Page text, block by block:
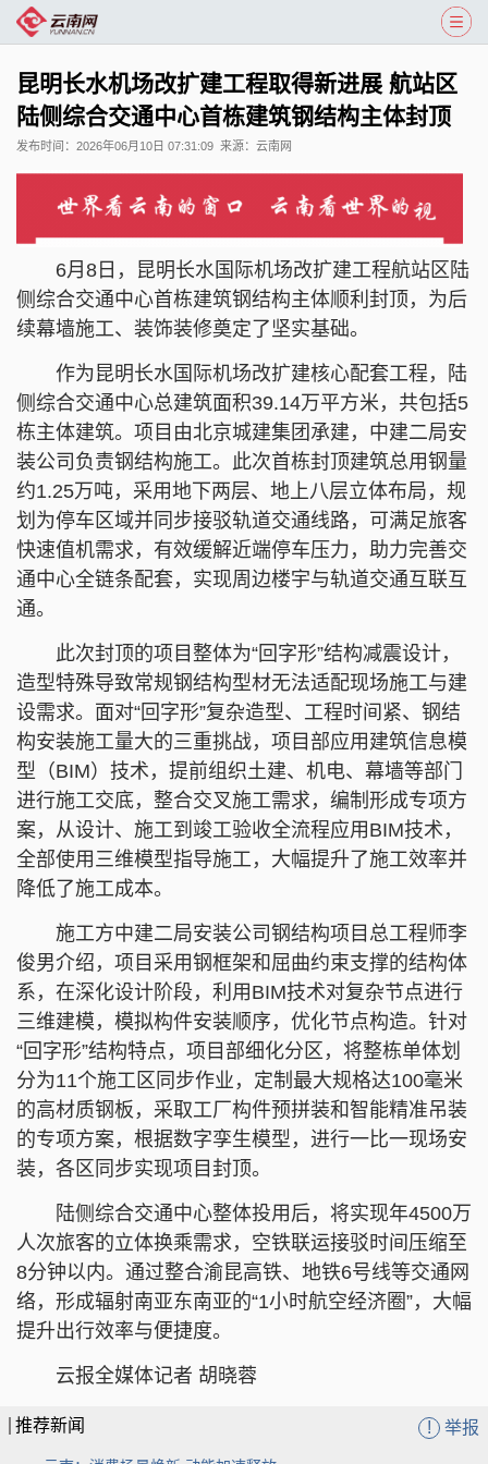
昆明长水机场改扩建工程取得新进展 航站区
陆侧综合交通中心首栋建筑钢结构主体封顶
发布时间： 2026年06月10日 07:31:09 来源： 云南网
6月8日，昆明长水国际机场改扩建工程航站区陆
侧综合交通中心首栋建筑钢结构主体顺利封顶，为后
续幕墙施工、装饰装修奠定了坚实基础。
作为昆明长水国际机场改扩建核心配套工程，陆
侧综合交通中心总建筑面积39.14万平方米，共包括5
栋主体建筑。项目由北京城建集团承建，中建二局安
装公司负责钢结构施工。此次首栋封顶建筑总用钢量
约1.25万吨，采用地下两层、地上八层立体布局，规
划为停车区域并同步接驳轨道交通线路，可满足旅客
快速值机需求，有效缓解近端停车压力，助力完善交
通中心全链条配套，实现周边楼宇与轨道交通互联互
通。
此次封顶的项目整体为“回字形”结构减震设计，
造型特殊导致常规钢结构型材无法适配现场施工与建
设需求。面对“回字形”复杂造型、工程时间紧、钢结
构安装施工量大的三重挑战，项目部应用建筑信息模
型（BIM）技术，提前组织土建、机电、幕墙等部门
进行施工交底，整合交叉施工需求，编制形成专项方
案，从设计、施工到竣工验收全流程应用BIM技术，
全部使用三维模型指导施工，大幅提升了施工效率并
降低了施工成本。
施工方中建二局安装公司钢结构项目总工程师李
俊男介绍，项目采用钢框架和屈曲约束支撑的结构体
系，在深化设计阶段，利用BIM技术对复杂节点进行
三维建模，模拟构件安装顺序，优化节点构造。针对
“回字形”结构特点，项目部细化分区，将整栋单体划
分为11个施工区同步作业，定制最大规格达100毫米
的高材质钢板，采取工厂构件预拼装和智能精准吊装
的专项方案，根据数字孪生模型，进行一比一现场安
装，各区同步实现项目封顶。
陆侧综合交通中心整体投用后，将实现年4500万
人次旅客的立体换乘需求，空铁联运接驳时间压缩至
8分钟以内。通过整合渝昆高铁、地铁6号线等交通网
络，形成辐射南亚东南亚的“1小时航空经济圈”，大幅
提升出行效率与便捷度。
云报全媒体记者 胡晓蓉
推荐新闻 ! 举报